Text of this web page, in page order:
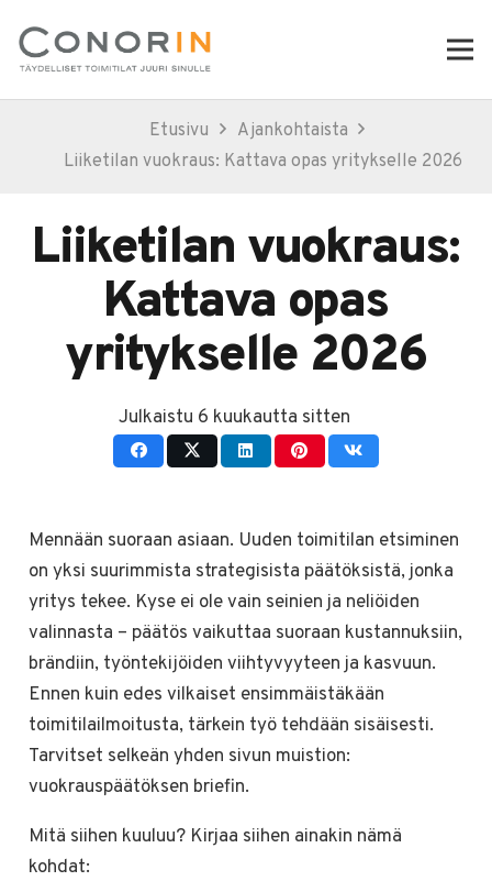
Etusivu
Ajankohtaista
Liiketilan vuokraus: Kattava opas yritykselle 2026
Liiketilan vuokraus:
Kattava opas
yritykselle 2026
Julkaistu 6 kuukautta sitten
Mennään suoraan asiaan. Uuden toimitilan etsiminen
on yksi suurimmista strategisista päätöksistä, jonka
yritys tekee. Kyse ei ole vain seinien ja neliöiden
valinnasta – päätös vaikuttaa suoraan kustannuksiin,
brändiin, työntekijöiden viihtyvyyteen ja kasvuun.
Ennen kuin edes vilkaiset ensimmäistäkään
toimitilailmoitusta, tärkein työ tehdään sisäisesti.
Tarvitset selkeän yhden sivun muistion:
vuokrauspäätöksen briefin.
Mitä siihen kuuluu? Kirjaa siihen ainakin nämä
kohdat: